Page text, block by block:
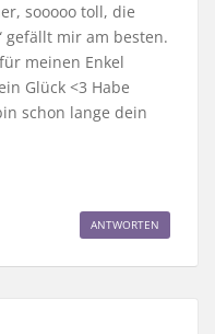
sooooo toll, die
gefällt mir am besten.
meinen Enkel
Glück <3 Habe
schon lange dein
ANTWORTEN